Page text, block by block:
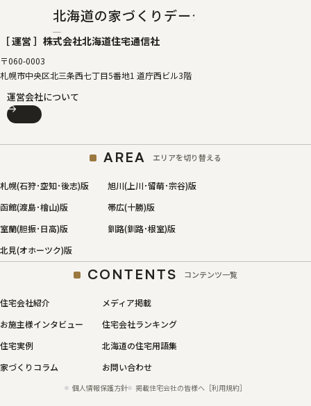
北海道の家づくりデータベース
［ 運営 ］ 株式会社北海道住宅通信社
〒060-0003
札幌市中央区北三条西七丁目5番地1 道庁西ビル3階
運営会社について
AREA エリアを切り替える
札幌(石狩･空知･後志)版
旭川(上川･留萌･宗谷)版
函館(渡島･檜山)版
帯広(十勝)版
室蘭(胆振･日高)版
釧路(釧路･根室)版
北見(オホーツク)版
CONTENTS コンテンツ一覧
住宅会社紹介
メディア掲載
お施主様インタビュー
住宅会社ランキング
住宅実例
北海道の住宅用語集
家づくりコラム
お問い合わせ
個人情報保護方針 掲載住宅会社の皆様へ［利用規約］